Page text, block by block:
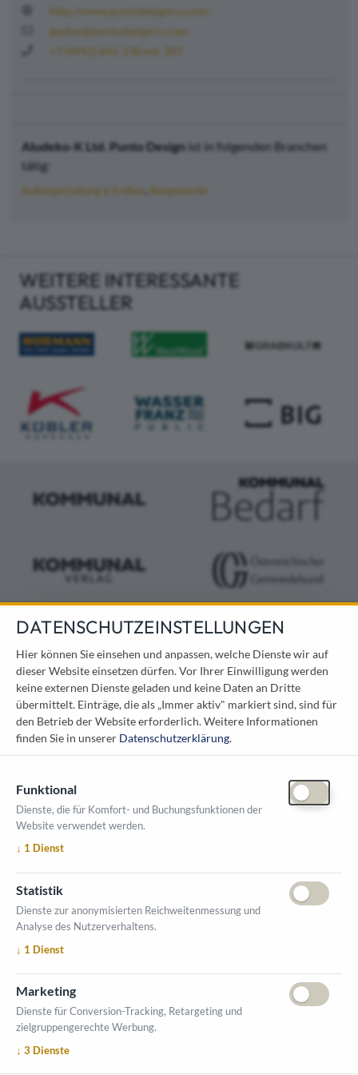
http://www.puntodesignru.com/
gustov@puntodesignru.com
+7 (4942) 641-230 ext. 207
Aludeko-K Ltd. Punto Design ist in folgenden Branchen
tätig:
Außengestaltung & Erdbau Baugewerbe
WEITERE INTERESSANTE
AUSSTELLER
KONTAKT
Österreichischer Kommunal-Verlag GmbH
Löwelstraße 6 / 2. Stock
1010 Wien
messe@kommunal.at
ÖFFNUNGSZEITEN MESSE
2. Oktober 2026, 9-16 Uhr
VERANSTALTUNGSORT
Salzburger Messe
Messezentrum 1
5020 Salzburg
Ausstellerverzeichnis
DATENSCHUTZEINSTELLUNGEN
Hier können Sie einsehen und anpassen, welche Dienste wir auf
dieser Website einsetzen dürfen. Vor Ihrer Einwilligung werden
keine externen Dienste geladen und keine Daten an Dritte
übermittelt. Einträge, die als „Immer aktiv" markiert sind, sind für
den Betrieb der Website erforderlich.Weitere Informationen
finden Sie in unserer Datenschutzerklärung.
Funktional
Dienste, die für Komfort- und Buchungsfunktionen der
Website verwendet werden.
↓ 1 Dienst
Statistik
Dienste zur anonymisierten Reichweitenmessung und
Analyse des Nutzerverhaltens.
↓ 1 Dienst
Marketing
Dienste für Conversion-Tracking, Retargeting und
zielgruppengerechte Werbung.
↓ 3 Dienste